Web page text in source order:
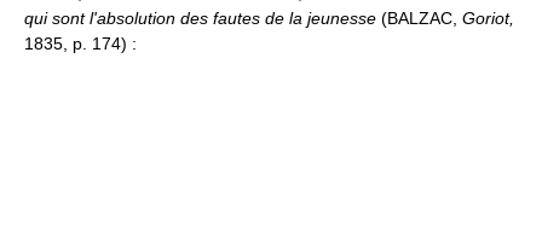
qui sont l'absolution des fautes de la jeunesse (BALZAC, Goriot,
1835, p. 174) :